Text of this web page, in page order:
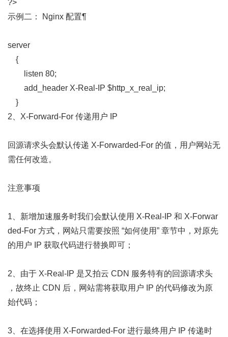
?>
示例二： Nginx 配置¶
server
{
listen 80;
add_header X-Real-IP $http_x_real_ip;
}
2、X-Forward-For 传递用户 IP
回源请求头会默认传递 X-Forwarded-For 的值，用户网站无
需任何改造。
注意事项
1、新增加速服务时我们会默认使用 X-Real-IP 和 X-Forwar
ded-For 方式，网站只需要按照 “如何使用” 章节中，对原先
的用户 IP 获取代码进行替换即可；
2、由于 X-Real-IP 是又拍云 CDN 服务特有的回源请求头
，故终止 CDN 后，网站需将获取用户 IP 的代码修改为原
始代码；
3、在选择使用 X-Forwarded-For 进行最终用户 IP 传递时